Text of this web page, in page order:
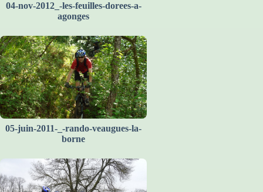
04-nov-2012_-les-feuilles-dorees-a-
agonges
05-juin-2011-_-rando-veaugues-la-
borne